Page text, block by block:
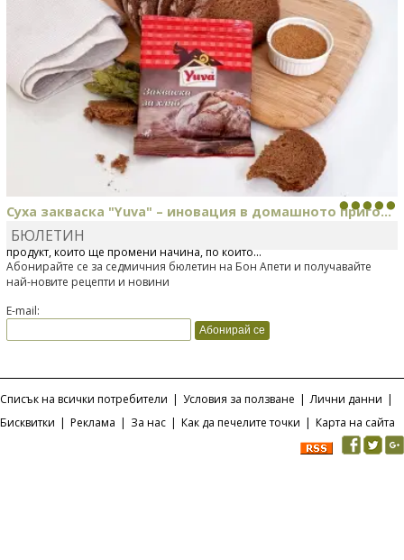
Суха закваска "Yuva" – иновация в домашното приго...
Отскоро Лесафр България стартира предлагането на изцяло нов
продукт, който ще промени начина, по който...
БЮЛЕТИН
Абонирайте се за седмичния бюлетин на Бон Апети и получавайте
най-новите рецепти и новини
E-mail:
Списък на всички потребители | Условия за ползване | Лични данни |
Бисквитки | Реклама | За нас | Как да печелите точки | Карта на сайта